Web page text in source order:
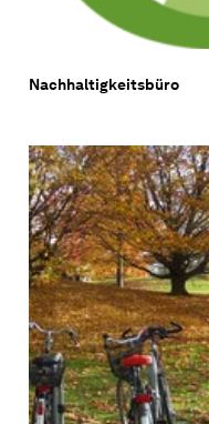
Nachhaltigkeitsbüro